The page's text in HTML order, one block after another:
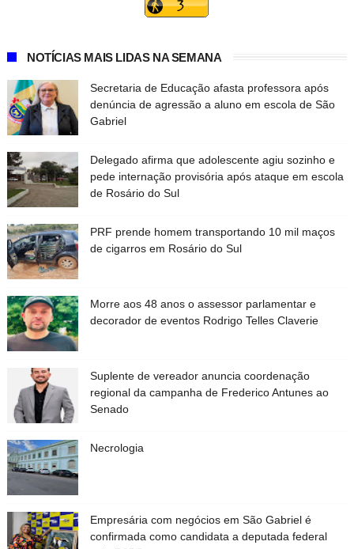
NOTÍCIAS MAIS LIDAS NA SEMANA
Secretaria de Educação afasta professora após
denúncia de agressão a aluno em escola de São
Gabriel
Delegado afirma que adolescente agiu sozinho e
pede internação provisória após ataque em escola
de Rosário do Sul
PRF prende homem transportando 10 mil maços
de cigarros em Rosário do Sul
Morre aos 48 anos o assessor parlamentar e
decorador de eventos Rodrigo Telles Claverie
Suplente de vereador anuncia coordenação
regional da campanha de Frederico Antunes ao
Senado
Necrologia
Empresária com negócios em São Gabriel é
confirmada como candidata a deputada federal